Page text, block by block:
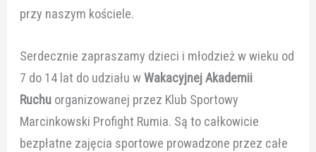
przy naszym kościele.
Serdecznie zapraszamy dzieci i młodzież w wieku od
7 do 14 lat do udziału wWakacyjnej Akademii
Ruchu organizowanej przez Klub Sportowy
Marcinkowski Profight Rumia. Są to całkowicie
bezpłatne zajęcia sportowe prowadzone przez całe